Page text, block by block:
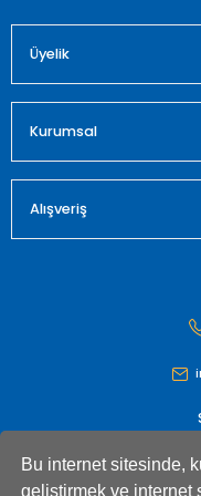
Bu internet sitesinde,
geliştirmek ve internet
Üyelik
Kurumsal
Alışveriş